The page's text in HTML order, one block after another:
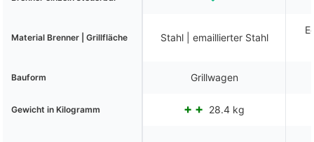
Material Brenner | Grillfläche Stahl | emaillierter Stahl
Bauform Grillwagen
Gewicht in Kilogramm 28.4 kg